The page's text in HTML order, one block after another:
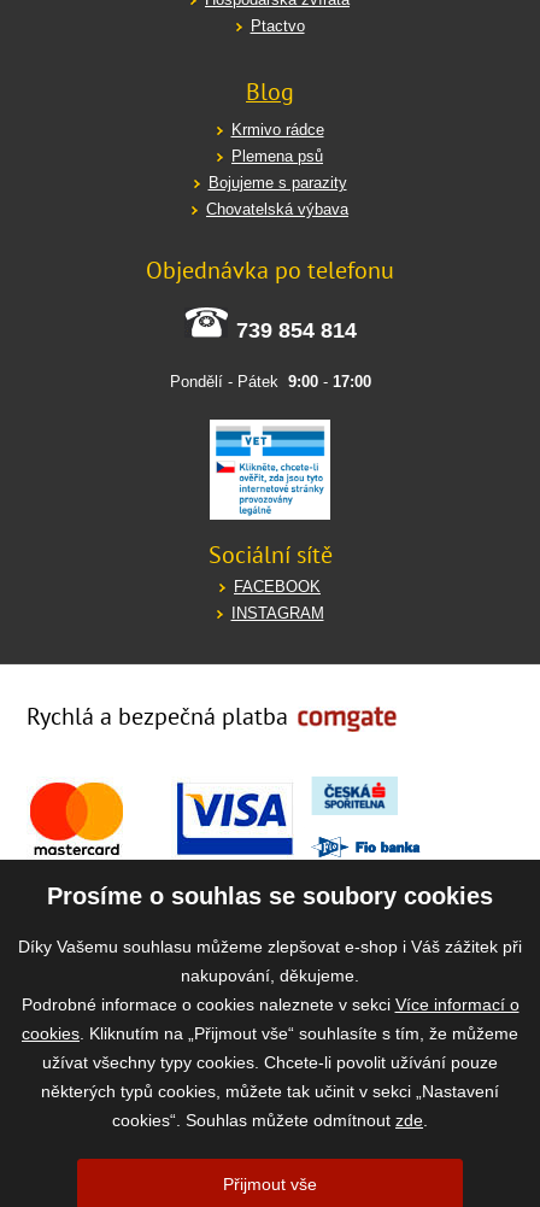
Ptactvo
Blog
Krmivo rádce
Plemena psů
Bojujeme s parazity
Chovatelská výbava
Objednávka po telefonu
739 854 814
Pondělí - Pátek 9:00- 17:00
Sociální sítě
FACEBOOK
INSTAGRAM
Rychlá a bezpečná platba
2026 ©www.vase-krmivo.cz- Tomáš Kroupa e-shop, Kanice 307, 664 01
Brno-venkov, IČ: 75785439
Prosíme o souhlas se soubory cookies
Díky Vašemu souhlasu můžeme zlepšovat e-shop i Váš zážitek při
nakupování, děkujeme.
Podrobné informace o cookies naleznete v sekci Více informací o
cookies . Kliknutím na „Přijmout vše“ souhlasíte s tím, že můžeme
užívat všechny typy cookies. Chcete-li povolit užívání pouze
některých typů cookies, můžete tak učinit v sekci „Nastavení
cookies“. Souhlas můžete odmítnout zde
Přijmout vše